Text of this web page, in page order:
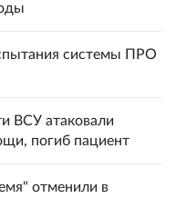
системы ПРО
ВСУ атаковали
погиб пациент
отменили в